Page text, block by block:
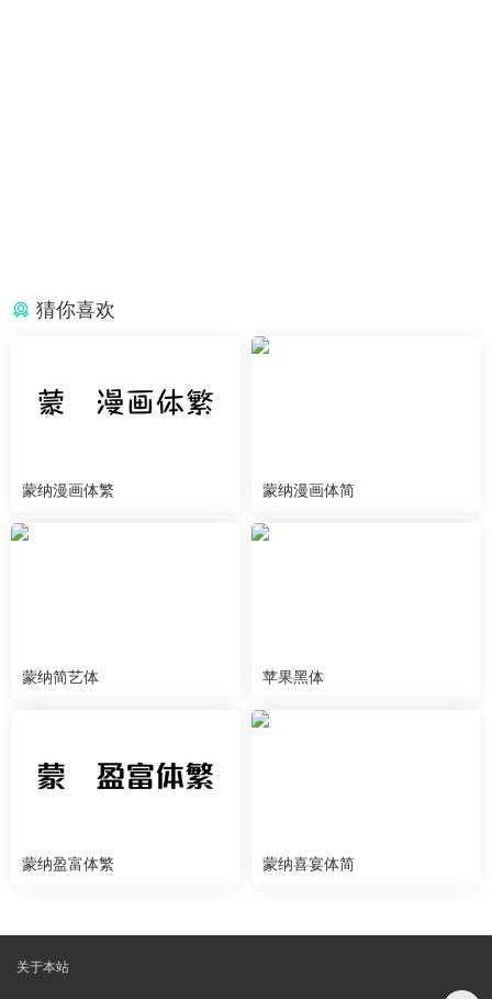
猜你喜欢
蒙纳漫画体繁 蒙纳漫画体简
蒙纳简艺体 苹果黑体
蒙纳盈富体繁 蒙纳喜宴体简
关于本站